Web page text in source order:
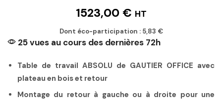
1523,00 € HT
Dont éco-participation : 5,83 €
25 vues au cours des dernières 72h
Table de travail ABSOLU de GAUTIER OFFICE avec
plateau en bois et retour
Montage du retour à gauche ou à droite pour une